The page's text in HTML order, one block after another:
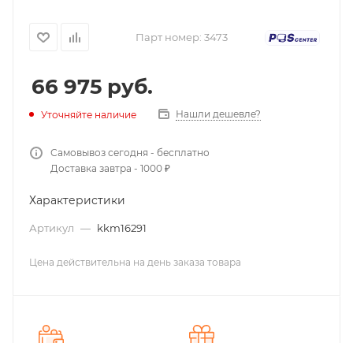
Парт номер: 3473
66 975 руб.
Уточняйте наличие Нашли дешевле?
Самовывоз сегодня - бесплатно
Доставка завтра - 1000 ₽
Характеристики
Артикул — kkm16291
Цена действительна на день заказа товара